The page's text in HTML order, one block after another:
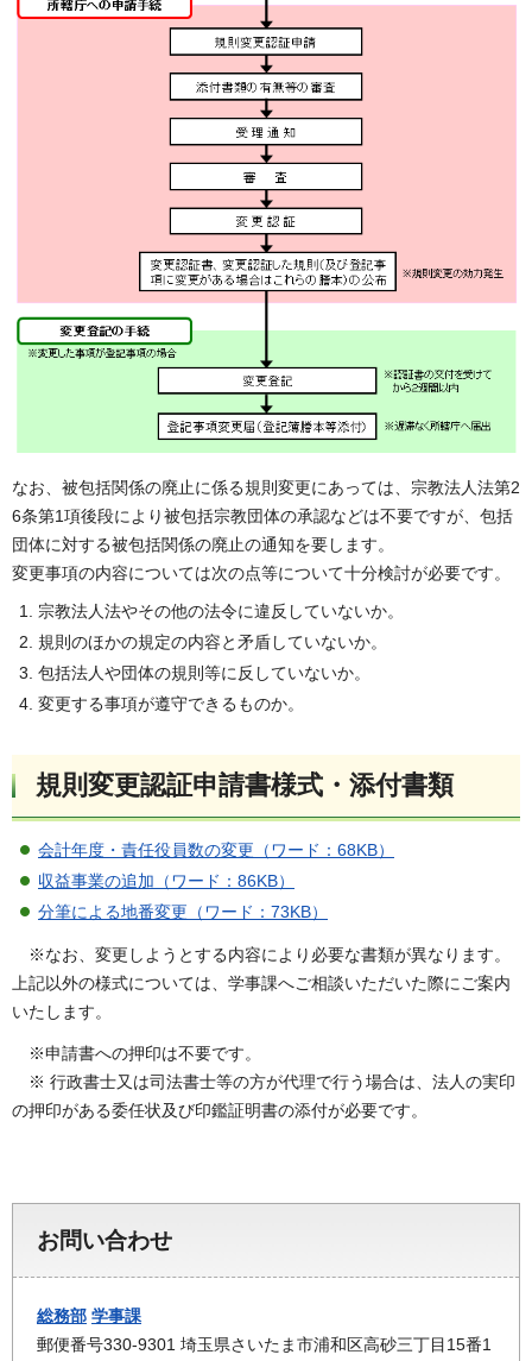
なお、被包括関係の廃止に係る規則変更にあっては、宗教法人法第2
6条第1項後段により被包括宗教団体の承認などは不要ですが、包括
団体に対する被包括関係の廃止の通知を要します。
変更事項の内容については次の点等について十分検討が必要です。
宗教法人法やその他の法令に違反していないか。
規則のほかの規定の内容と矛盾していないか。
包括法人や団体の規則等に反していないか。
変更する事項が遵守できるものか。
規則変更認証申請書様式・添付書類
会計年度・責任役員数の変更（ワード：68KB）
収益事業の追加（ワード：86KB）
分筆による地番変更（ワード：73KB）
※なお、変更しようとする内容により必要な書類が異なります。
上記以外の様式については、学事課へご相談いただいた際にご案内
いたします。
※申請書への押印は不要です。
※ 行政書士又は司法書士等の方が代理で行う場合は、法人の実印
の押印がある委任状及び印鑑証明書の添付が必要です。
お問い合わせ
総務部 学事課
郵便番号330-9301 埼玉県さいたま市浦和区高砂三丁目15番1